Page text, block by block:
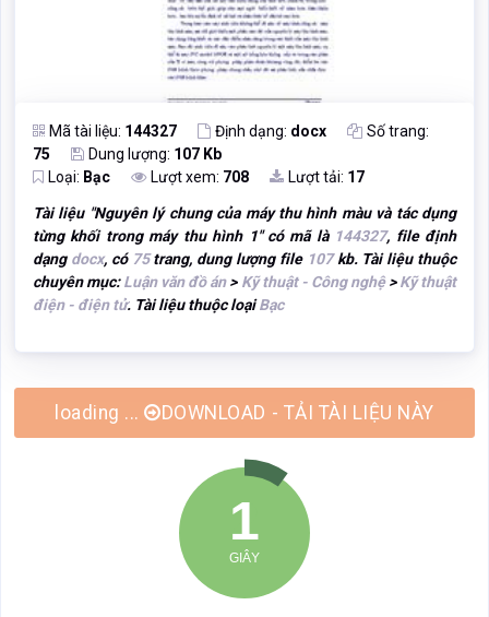
Mã tài liệu: 144327 Định dạng: docx
Số trang:
75
Dung lượng: 107 Kb
Loại: Bạc Lượt xem: 708 Lượt tải: 17
Tài liệu "Nguyên lý chung của máy thu hình màu và tác dụng
từng khối trong máy thu hình 1" có mã là 144327, file định
dạng docx, có 75trang, dung lượng file 107kb. Tài liệu thuộc
chuyên mục:Luận văn đồ án> Kỹ thuật - Công nghệ>Kỹ thuật
điện - điện tử. Tài liệu thuộc loạiBạc
DOWNLOAD - TẢI TÀI LIỆU NÀY